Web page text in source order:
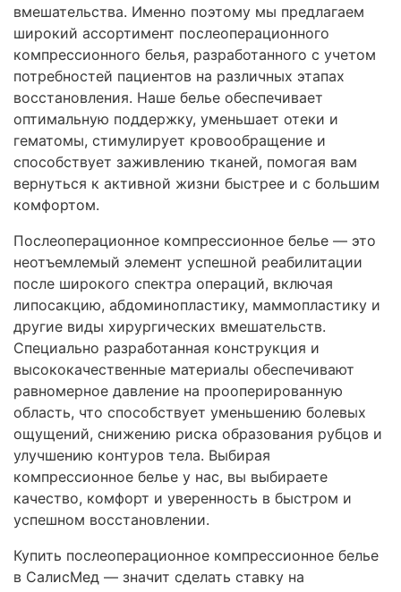
вмешательства. Именно поэтому мы предлагаем
широкий ассортимент послеоперационного
компрессионного белья, разработанного с учетом
потребностей пациентов на различных этапах
восстановления. Наше белье обеспечивает
оптимальную поддержку, уменьшает отеки и
гематомы, стимулирует кровообращение и
способствует заживлению тканей, помогая вам
вернуться к активной жизни быстрее и с большим
комфортом.
Послеоперационное компрессионное белье — это
неотъемлемый элемент успешной реабилитации
после широкого спектра операций, включая
липосакцию, абдоминопластику, маммопластику и
другие виды хирургических вмешательств.
Специально разработанная конструкция и
высококачественные материалы обеспечивают
равномерное давление на прооперированную
область, что способствует уменьшению болевых
ощущений, снижению риска образования рубцов и
улучшению контуров тела. Выбирая
компрессионное белье у нас, вы выбираете
качество, комфорт и уверенность в быстром и
успешном восстановлении.
Купить послеоперационное компрессионное белье
в СалисМед — значит сделать ставку на